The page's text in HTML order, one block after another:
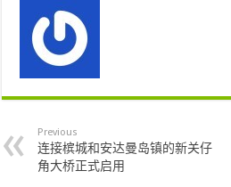
Previous
连接槟城和安达曼岛镇的新关仔
角大桥正式启用